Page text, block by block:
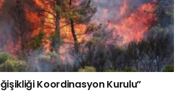
Koordinasyon Kurulu”